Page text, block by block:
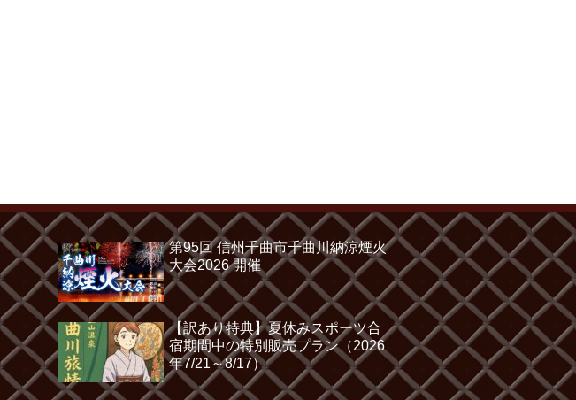
第95回 信州千曲市千曲川納涼煙火
大会2026 開催
【訳あり特典】夏休みスポーツ合
宿期間中の特別販売プラン（2026
年7/21～8/17）